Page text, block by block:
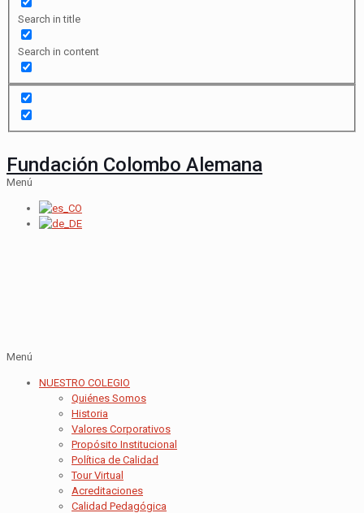
Search in title
Search in content
Fundación Colombo Alemana
Menú
Menú
NUESTRO COLEGIO
Quiénes Somos
Historia
Valores Corporativos
Propósito Institucional
Política de Calidad
Tour Virtual
Acreditaciones
Calidad Pedagógica